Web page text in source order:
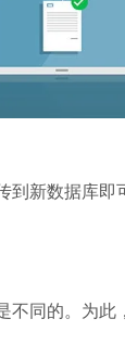
新数据库
同的。为